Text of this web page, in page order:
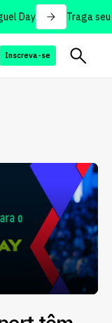
Traga seu time
Inscreva-se